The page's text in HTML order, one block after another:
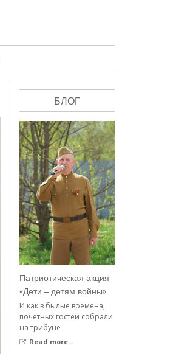
БЛОГ
Патриотическая акция
«Дети – детям войны»
И как в былые времена,
почетных гостей собрали
на трибуне
Read more...